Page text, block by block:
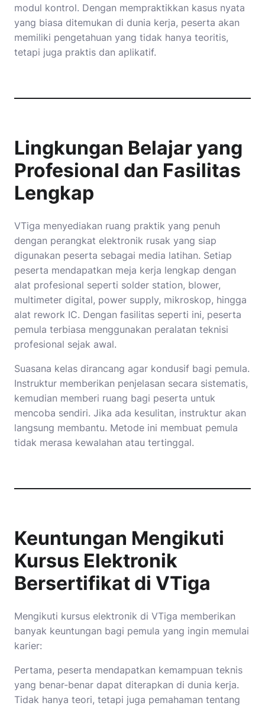
modul kontrol. Dengan mempraktikkan kasus nyata
yang biasa ditemukan di dunia kerja, peserta akan
memiliki pengetahuan yang tidak hanya teoritis,
tetapi juga praktis dan aplikatif.
Lingkungan Belajar yang
Profesional dan Fasilitas
Lengkap
VTiga menyediakan ruang praktik yang penuh
dengan perangkat elektronik rusak yang siap
digunakan peserta sebagai media latihan. Setiap
peserta mendapatkan meja kerja lengkap dengan
alat profesional seperti solder station, blower,
multimeter digital, power supply, mikroskop, hingga
alat rework IC. Dengan fasilitas seperti ini, peserta
pemula terbiasa menggunakan peralatan teknisi
profesional sejak awal.
Suasana kelas dirancang agar kondusif bagi pemula.
Instruktur memberikan penjelasan secara sistematis,
kemudian memberi ruang bagi peserta untuk
mencoba sendiri. Jika ada kesulitan, instruktur akan
langsung membantu. Metode ini membuat pemula
tidak merasa kewalahan atau tertinggal.
Keuntungan Mengikuti
Kursus Elektronik
Bersertifikat di VTiga
Mengikuti kursus elektronik di VTiga memberikan
banyak keuntungan bagi pemula yang ingin memulai
karier:
Pertama, peserta mendapatkan kemampuan teknis
yang benar-benar dapat diterapkan di dunia kerja.
Tidak hanya teori, tetapi juga pemahaman tentang